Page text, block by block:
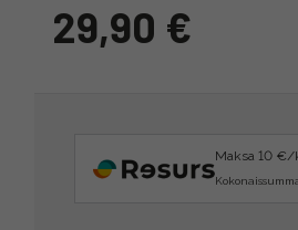
29,90 €
Maksa 10 €/